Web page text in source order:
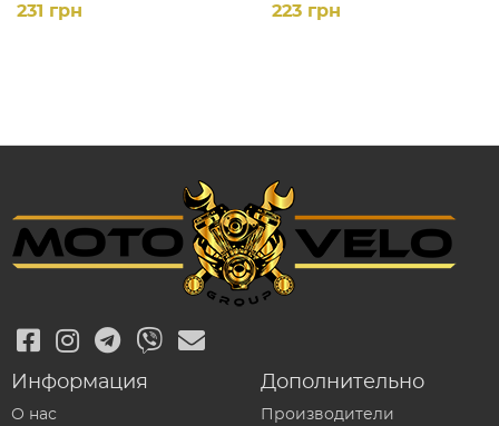
231 грн 223 грн
Информация
О нас
Дополнительно
Производители